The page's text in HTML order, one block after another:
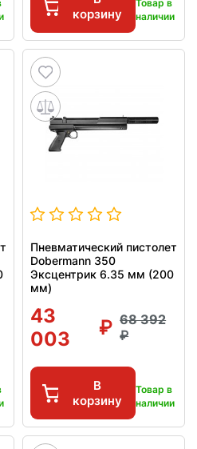
корзину
Товар в
наличии
Пневматический пистолет
Dobermann 350
Эксцентрик 6.35 мм (200
мм)
43
003
68 392
В
корзину
Товар в
наличии